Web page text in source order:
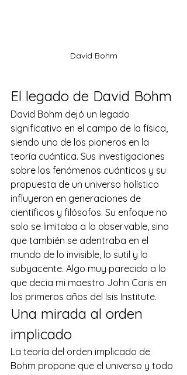
David Bohm
El legado de David Bohm
David Bohm dejó un legado
significativo en el campo de la física,
siendo uno de los pioneros en la
teoría cuántica. Sus investigaciones
sobre los fenómenos cuánticos y su
propuesta de un universo holístico
influyeron en generaciones de
científicos y filósofos. Su enfoque no
solo se limitaba a lo observable, sino
que también se adentraba en el
mundo de lo invisible, lo sutil y lo
subyacente. Algo muy parecido a lo
que decia mi maestro John Caris en
los primeros años del Isis Institute.
Una mirada al orden
implicado
La teoría del orden implicado de
Bohm propone que el universo y todo